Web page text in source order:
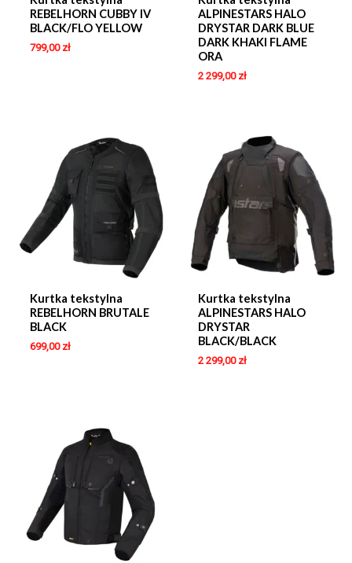
REBELHORN CUBBY IV
BLACK/FLO YELLOW
799,00 zł
ALPINESTARS HALO
DRYSTAR DARK BLUE
DARK KHAKI FLAME
ORA
2 299,00 zł
Kurtka tekstylna
REBELHORN BRUTALE
BLACK
699,00 zł
Kurtka tekstylna
ALPINESTARS HALO
DRYSTAR
BLACK/BLACK
2 299,00 zł